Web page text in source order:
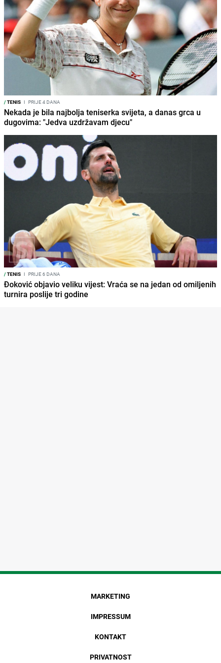
/TENIS I PRIJE 4 DANA
Nekada je bila najbolja teniserka svijeta, a danas grca u
dugovima: "Jedva uzdržavam djecu"
/TENIS I PRIJE 6 DANA
Đoković objavio veliku vijest: Vraća se na jedan od omiljenih
turnira poslije tri godine
MARKETING
IMPRESSUM
KONTAKT
PRIVATNOST